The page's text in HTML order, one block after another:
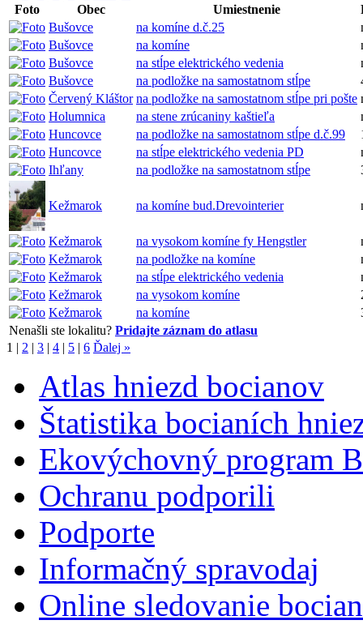
Foto
Obec Umiestnenie
Bušovce
na komíne d.č.25
Bušovce
na komíne
Bušovce
na stĺpe elektrického vedenia
Bušovce
na podložke na samostatnom stĺpe
Červený Kláštor na podložke na samostatnom stĺpe pri pošte
Holumnica
na stene zrúcaniny kaštieľa
Huncovce
na podložke na samostatnom stĺpe d.č.99
Huncovce
na stĺpe elektrického vedenia PD
Ihľany
na podložke na samostatnom stĺpe
Kežmarok na komíne bud.Drevointerier
Kežmarok na vysokom komíne fy Hengstler
Kežmarok
na podložke na komíne
Kežmarok
na stĺpe elektrického vedenia
Kežmarok
na vysokom komíne
Kežmarok
na komíne
Nenašli ste lokalitu? Pridajte záznam do atlasu
1 | 2 | 3 | 4 | 5 | 6 Ďalej »
Atlas hniezd bocianov
Štatistika bocianích
Ekovýchovný program
Ochranu podporili
Podporte
Informačný spravodaj
Online sledovanie